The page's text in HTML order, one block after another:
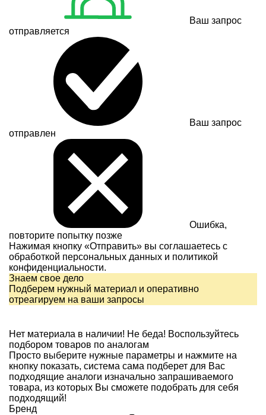
Ваш запрос
отправляется
Ваш запрос
отправлен
Ошибка,
повторите попытку позже
Нажимая кнопку «Отправить» вы соглашаетесь с
обработкой персональных данных и политикой
конфиденциальности.
Знаем свое дело
Подберем нужный материал и оперативно
отреагируем на ваши запросы
Нет материала в наличии! Не беда! Воспользуйтесь
подбором товаров по аналогам
Просто выберите нужные параметры и нажмите на
кнопку показать, система сама подберет для Вас
подходящие аналоги изначально запрашиваемого
товара, из которых Вы сможете подобрать для себя
подходящий!
Бренд